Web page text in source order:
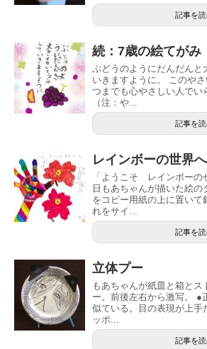
記事を
続：7歳の絵てがみ
ぶどうのようにだんだんと
いきますように。 このや
つまでも心やさしい人でい
（注：や...
記事を
レインボーの世界へ
「ようこそ レインボーの
日もあちゃんが描いた絵
をコピー用紙の上に置いて
れをサイ...
記事を
立体プー
もあちゃんが紙皿と箱と
ー。前後左右から激写。 ●
似ている。目の表現が上手
ッポ...
記事を